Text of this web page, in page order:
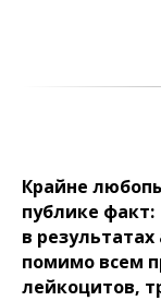
Крайне
публике факт:
в
помимо всем
лейкоцитов,